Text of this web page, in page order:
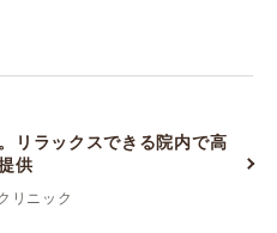
リラックスできる院内で高
供
リニック